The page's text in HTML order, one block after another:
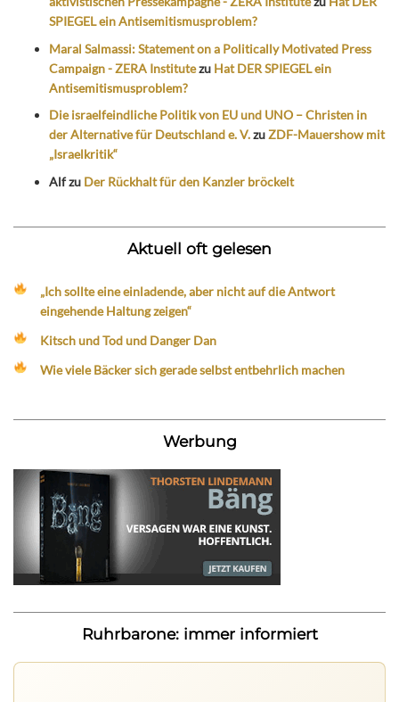
SPIEGEL ein Antisemitismusproblem?
Maral Salmassi: Statement on a Politically Motivated Press
Campaign - ZERA Institutezu Hat DER SPIEGEL ein
Antisemitismusproblem?
Die israelfeindliche Politik von EU und UNO – Christen in
der Alternative für Deutschland e. V.zuZDF-Mauershow mit
„Israelkritik“
Alfzu Der Rückhalt für den Kanzler bröckelt
Aktuell oft gelesen
„Ich sollte eine einladende, aber nicht auf die Antwort
eingehende Haltung zeigen“
Kitsch und Tod und Danger Dan
Wie viele Bäcker sich gerade selbst entbehrlich machen
Werbung
Ruhrbarone: immer informiert